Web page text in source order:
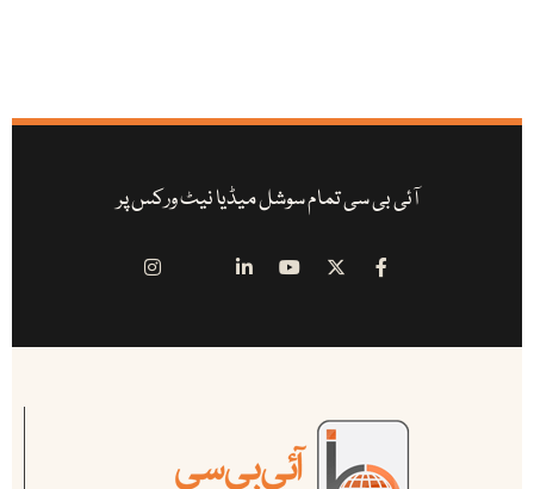
آئی بی سی تمام سوشل میڈیا نیٹ ورکس پر